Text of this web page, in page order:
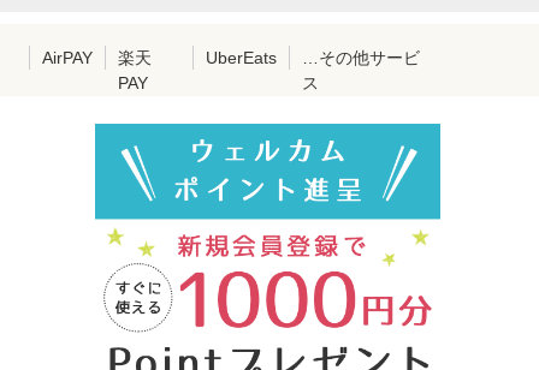
AirPAY
楽天
PAY
UberEats
…その他サービ
ス